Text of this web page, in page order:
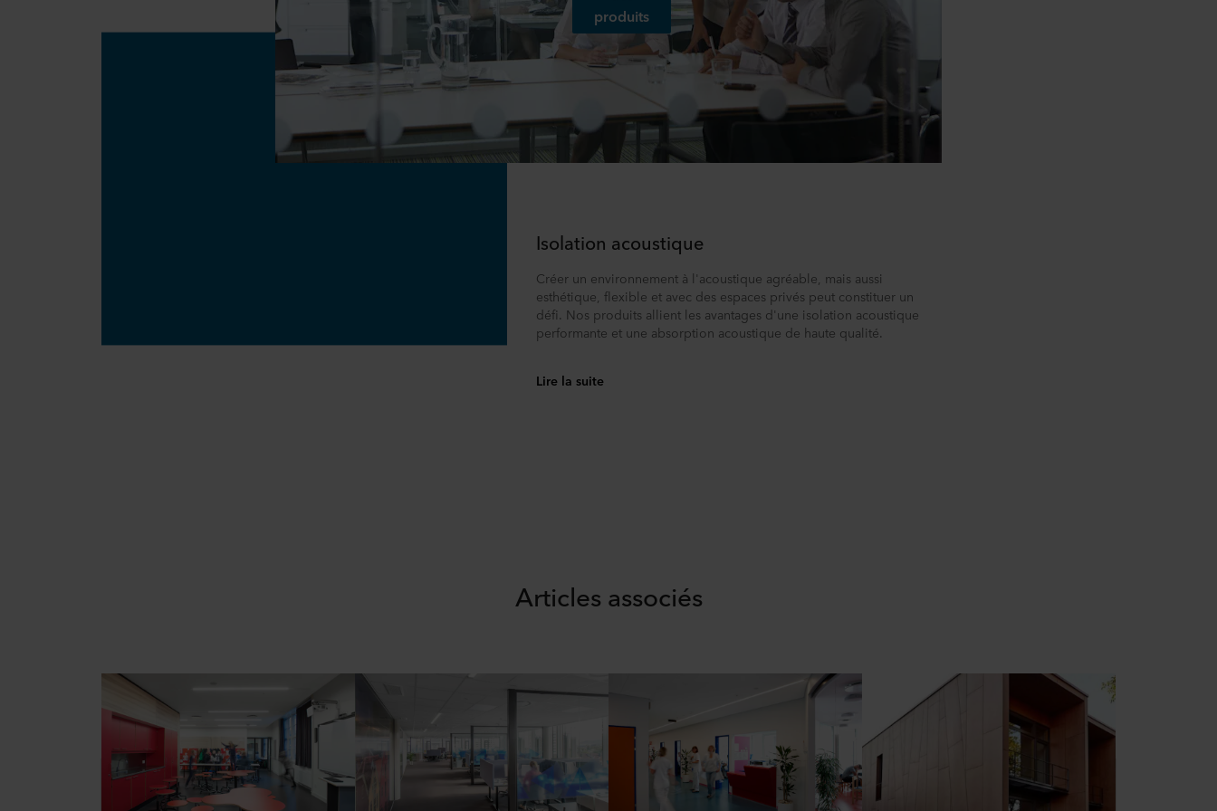
produits
Isolation acoustique
Créer un environnement à l'acoustique agréable, mais aussi
esthétique, flexible et avec des espaces privés peut constituer un
défi. Nos produits allient les avantages d'une isolation acoustique
performante et une absorption acoustique de haute qualité.
Lire la suite
Articles associés